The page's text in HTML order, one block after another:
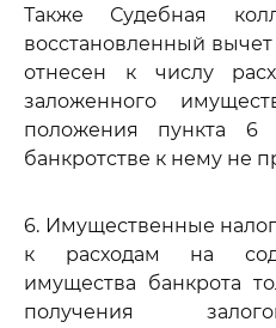
Также Судебная
восстановленный
отнесен к числу
заложенного
положения пункта 6
банкротстве к нему не
6. Имущественные
к расходам на
имущества банкрота
получения